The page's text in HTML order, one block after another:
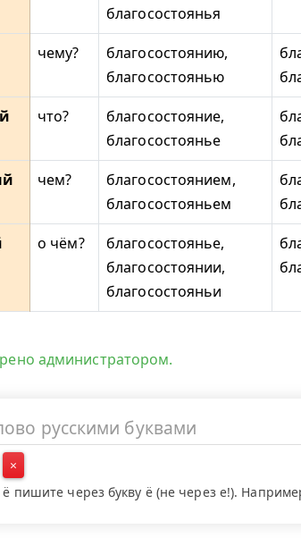
благосостоянья
чему?
благосостоянию,
благосостоянью
что?
благосостояние,
благосостоянье
чем?
благосостоянием,
благосостояньем
о чём?
благосостоянье,
благосостоянии,
благосостояньи
администратором.
×
ё пишите через букву ё (не через е!).